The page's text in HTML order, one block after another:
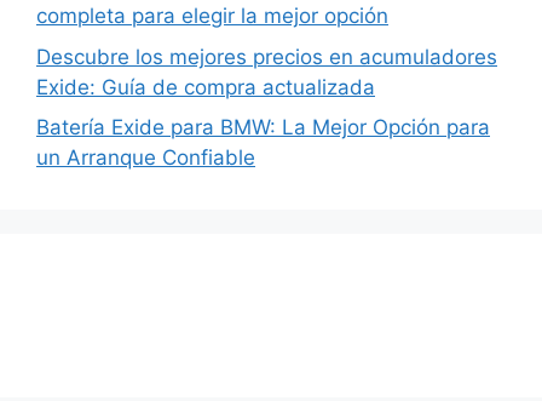
completa para elegir la mejor opción
Descubre los mejores precios en acumuladores
Exide: Guía de compra actualizada
Batería Exide para BMW: La Mejor Opción para
un Arranque Confiable